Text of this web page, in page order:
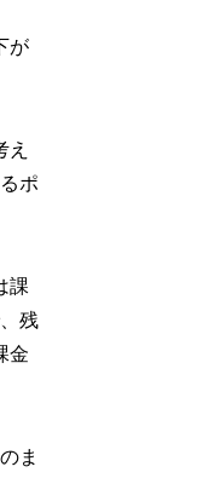
が
え
ポ
課
残
金
ま